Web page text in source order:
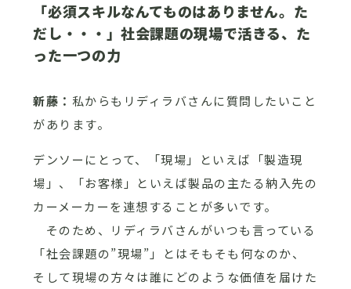
「必須スキルなんてものはありません。た
だし・・・」社会課題の現場で活きる、た
った一つの力
新藤： 私からもリディラバさんに質問したいこと
があります。
デンソーにとって、「現場」といえば「製造現
場」、「お客様」といえば製品の主たる納入先の
カーメーカーを連想することが多いです。
そのため、リディラバさんがいつも言っている
「社会課題の”現場”」とはそもそも何なのか、
そして現場の方々は誰にどのような価値を届けた